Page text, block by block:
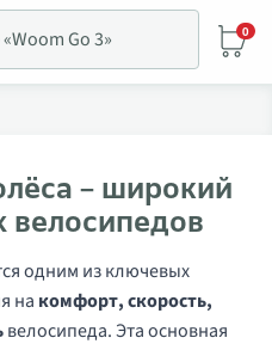
0
– широкий
одним из ключевых
на комфорт, скорость,
велосипеда. Эта основная